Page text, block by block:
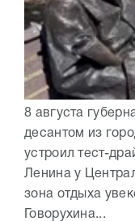
8 августа
десантом из
устроил тест-
Ленина у
зона отдыха
Говорухина...